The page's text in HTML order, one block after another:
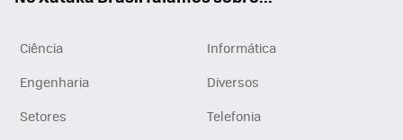
Ciência
Informática
Engenharia
Diversos
Setores
Telefonia